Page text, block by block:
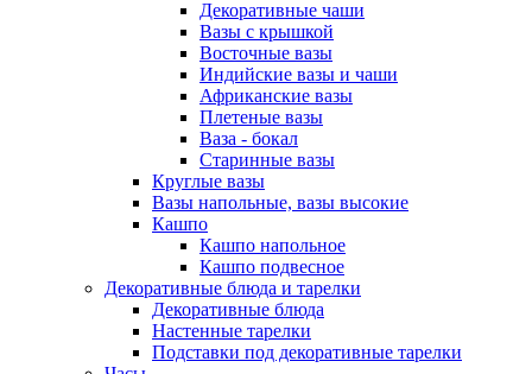
Декоративные чаши
Вазы с крышкой
Восточные вазы
Индийские вазы и чаши
Африканские вазы
Плетеные вазы
Ваза - бокал
Старинные вазы
Круглые вазы
Вазы напольные, вазы высокие
Кашпо
Кашпо напольное
Кашпо подвесное
Декоративные блюда и тарелки
Декоративные блюда
Настенные тарелки
Подставки под декоративные тарелки